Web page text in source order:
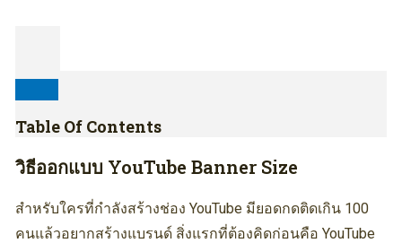
Table Of Contents
วิธีออกแบบ YouTube Banner Size
สำหรับใครที่กำลังสร้างช่อง YouTube มียอดกดติดเกิน 100
คนแล้วอยากสร้างแบรนด์ สิ่งแรกที่ต้องคิดก่อนคือ YouTube